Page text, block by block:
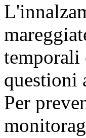
temporali
questioni
Per